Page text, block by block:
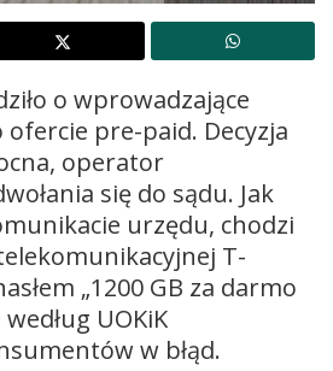
o wprowadzające
ofercie pre-paid. Decyzja
operator
się do sądu. Jak
urzędu, chodzi
T-
„1200 GB za darmo
UOKiK
w błąd.